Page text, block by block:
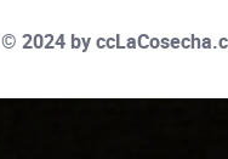
© 2024 by